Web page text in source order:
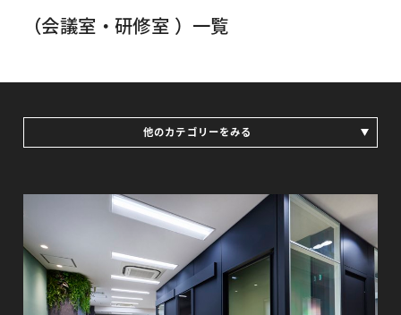
（会議室・研修室 ）一覧
他のカテゴリーをみる